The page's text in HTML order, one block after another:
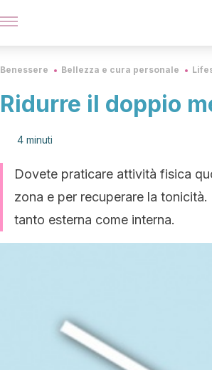
Benessere Bellezza e cura personale
Ridurre il doppio
4 minuti
Dovete praticare attività fisica
zona e per recuperare la
tanto esterna come interna.